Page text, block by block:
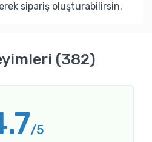
sipariş oluşturabilirsin.
(382)
/5